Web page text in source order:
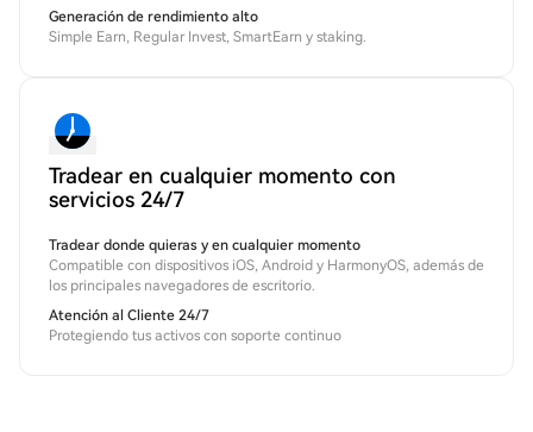
Generación de rendimiento alto
Simple Earn, Regular Invest, SmartEarn y staking.
Tradear en cualquier momento con
servicios 24/7
Tradear donde quieras y en cualquier momento
Compatible con dispositivos iOS, Android y HarmonyOS, además de
los principales navegadores de escritorio.
Atención al Cliente 24/7
Protegiendo tus activos con soporte continuo